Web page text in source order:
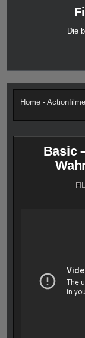
Die
Home -Actionfilme
Basic